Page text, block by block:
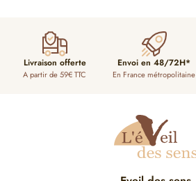
Livraison offerte
A partir de 59€ TTC
Envoi en 48/72H*
En France métropolitaine